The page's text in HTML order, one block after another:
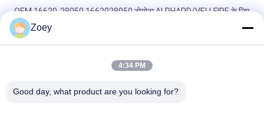
OEM 16620-28050 1662028050 टोयोटा ALPHARD/VELLFIRE के लिए
बेल्ट टेन्शनर ((H2) 2.4
54.90 मिमी बाहरी व्यास माज्दास्पीड 6 अल्टरनेटर 7 ग्रूव के साथ
OEM 37322-04330 3732204330 KIA PICANTO III (TA) के लिए
Zoey
4:34 PM
Good day, what product are you looking for?